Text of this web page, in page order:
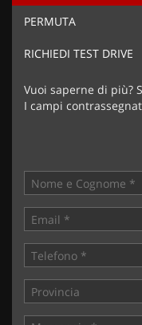
Ho letto e accetto
Acconsento al
PERMUTA
RICHIEDI TEST DRIVE
Vuoi saperne di più?
I campi